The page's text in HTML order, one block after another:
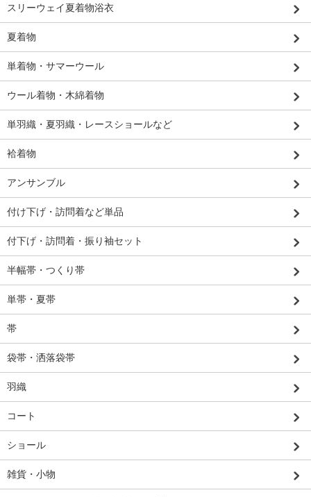
スリーウェイ夏着物浴衣
夏着物
単着物・サマーウール
ウール着物・木綿着物
単羽織・夏羽織・レースショールなど
袷着物
アンサンブル
付け下げ・訪問着など単品
付下げ・訪問着・振り袖セット
半幅帯・つくり帯
単帯・夏帯
帯
袋帯・洒落袋帯
羽織
コート
ショール
雑貨・小物